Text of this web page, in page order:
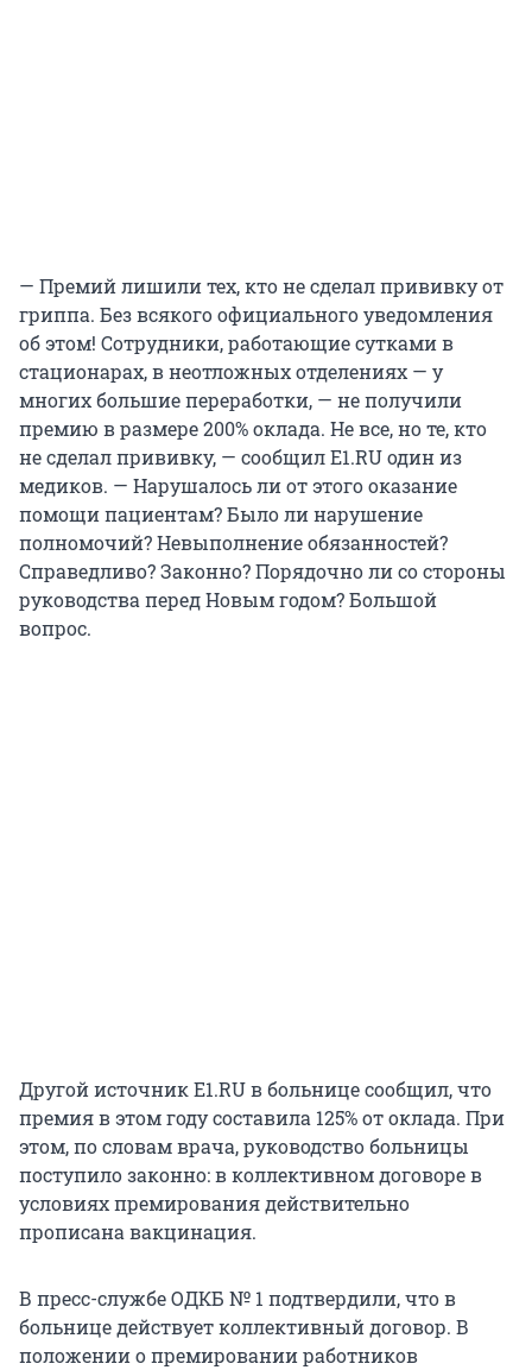
— Премий лишили тех, кто не сделал прививку от
гриппа. Без всякого официального уведомления
об этом! Сотрудники, работающие сутками в
стационарах, в неотложных отделениях — у
многих большие переработки, — не получили
премию в размере 200% оклада. Не все, но те, кто
не сделал прививку, — сообщил E1.RU один из
медиков. — Нарушалось ли от этого оказание
помощи пациентам? Было ли нарушение
полномочий? Невыполнение обязанностей?
Справедливо? Законно? Порядочно ли со стороны
руководства перед Новым годом? Большой
вопрос.
Другой источник E1.RU в больнице сообщил, что
премия в этом году составила 125% от оклада. При
этом, по словам врача, руководство больницы
поступило законно: в коллективном договоре в
условиях премирования действительно
прописана вакцинация.
В пресс-службе ОДКБ № 1 подтвердили, что в
больнице действует коллективный договор. В
положении о премировании работников